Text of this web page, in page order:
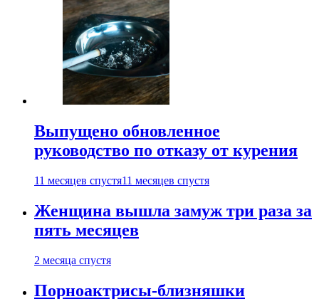
Выпущено обновленное
руководство по отказу от курения
11 месяцев спустя11 месяцев спустя
Женщина вышла замуж три раза за
пять месяцев
2 месяца спустя
Порноактрисы-близняшки